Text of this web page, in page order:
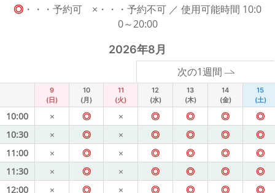
◎ ・・・予約可 ×・・・予約不可 ／ 使用可能時間 10:0
0～20:00
2026年8月
次の1週間
9
(日)
10
(月)
11
(火)
12
(水)
13
(木)
14
(金)
15
(土)
10:00 × ◎ × ◎ ◎ ◎
◎
10:30
× ◎ × ◎ ◎ ◎
◎
11:00
× ◎ × ◎ ◎ ◎
◎
11:30
× ◎ × ◎ ◎ ◎
◎
12:00
× ◎ × ◎ ◎ ◎
◎